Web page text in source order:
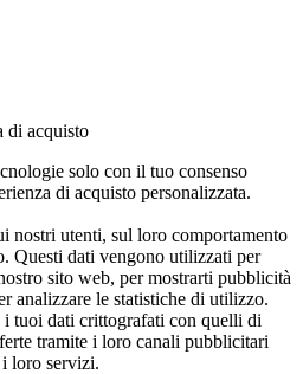
di acquisto
solo con il tuo consenso
di acquisto personalizzata.
nostri utenti, sul loro comportamento
Questi dati vengono utilizzati per
sito web, per mostrarti pubblicità
analizzare le statistiche di utilizzo.
tuoi dati crittografati con quelli di
tramite i loro canali pubblicitari
loro servizi.